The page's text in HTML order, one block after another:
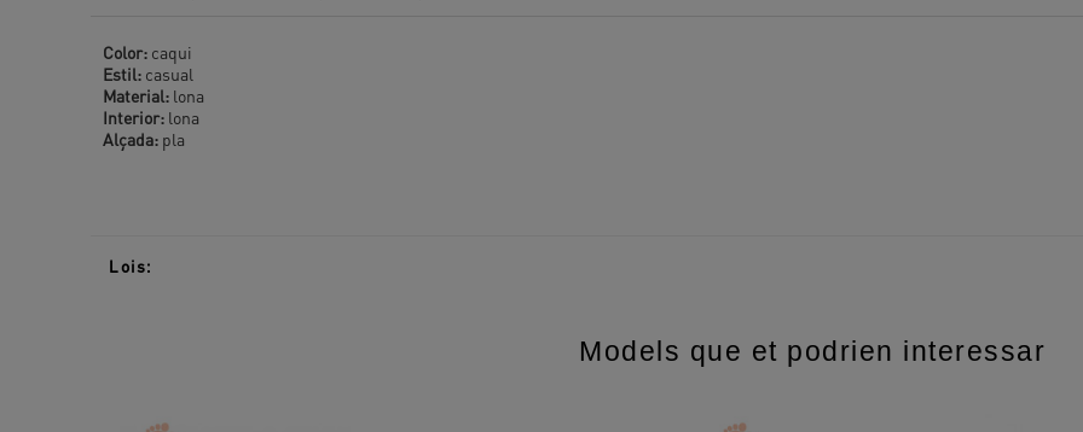
Color: caqui
Estil: casual
Material: lona
Interior: lona
Alçada: pla
Lois:
Models que et podrien interessar